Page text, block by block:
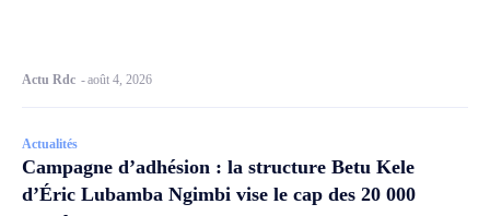
Actu Rdc -août 4, 2026
Actualités
Campagne d’adhésion : la structure Betu Kele
d’Éric Lubamba Ngimbi vise le cap des 20 000